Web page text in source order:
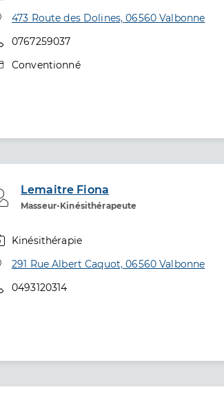
Adresse
473 Route des Dolines, 06560 Valbonne
Téléphone
0767259037
Type de convention
Conventionné
Lemaitre Fiona
Masseur-Kinésithérapeute
Professionel de santé
Kinésithérapie
Adresse
291 Rue Albert Caquot, 06560 Valbonne
Téléphone
0493120314